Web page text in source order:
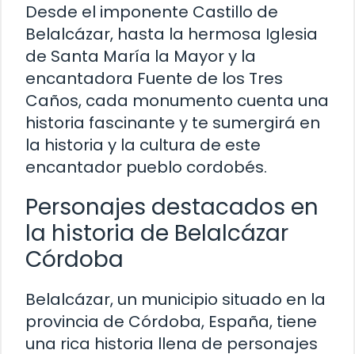
Desde el imponente Castillo de
Belalcázar, hasta la hermosa Iglesia
de Santa María la Mayor y la
encantadora Fuente de los Tres
Caños, cada monumento cuenta una
historia fascinante y te sumergirá en
la historia y la cultura de este
encantador pueblo cordobés.
Personajes destacados en
la historia de Belalcázar
Córdoba
Belalcázar, un municipio situado en la
provincia de Córdoba, España, tiene
una rica historia llena de personajes